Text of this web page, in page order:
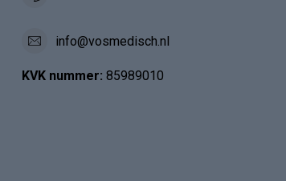
info@vosmedisch.nl
KVK nummer: 85989010